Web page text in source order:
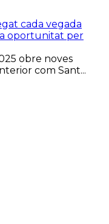
cada vegada
oportunitat per
obre noves
com Sant...